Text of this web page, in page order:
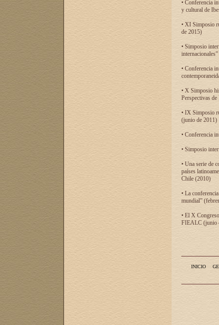
• Conferencia
y cultural de
• XI Simposio
de 2015)
• Simposio
• Conferencia
• X Simposio
Perspectivas
• IX Simposio
(junio de 2011)
• Conferencia
• Simposio
• Una serie de
países
Chile (2010)
• La
mundial”
• El X
FIEALC (junio
INICIO